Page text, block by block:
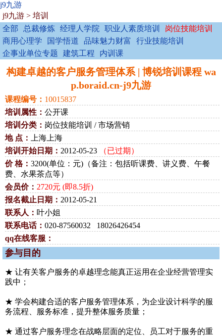
j9九游
j9九游 > 培训
全部
总裁修炼 经理人学院 职业人素质培训
岗位技能培训
商用心理学
国学悟道 品味魅力财富
行业技能培训
企事业单位专题
建筑工程 内训课
构建卓越的客户服务管理体系 | 博锐培训课程 wa
p.boraid.cn-j9九游
课程编号： 10015837
培训属性： 公开课
培训分类： 岗位技能培训 / 市场营销
地 点：
上海上海
培训开始日期： 2012-05-23
（已过期）
价 格： 3200(单位：元)（备注：包括听课费、讲义费、午餐
费、水果茶点等）
会员价： 2720元 (即8.5折)
报名截止日期： 2012-05-21
联系人： 叶小姐
联系电话： 020-87560032 18026426454
qq在线客服：
参与目的
★ 让有关客户服务的卓越理念能真正运用在企业经营管理实
践中；
★ 学会构建合适的客户服务管理体系，为企业设计科学的服
务流程、服务标准，提升整体服务质量；
★ 通过客户服务理念在战略层面的定位、员工对于服务的重